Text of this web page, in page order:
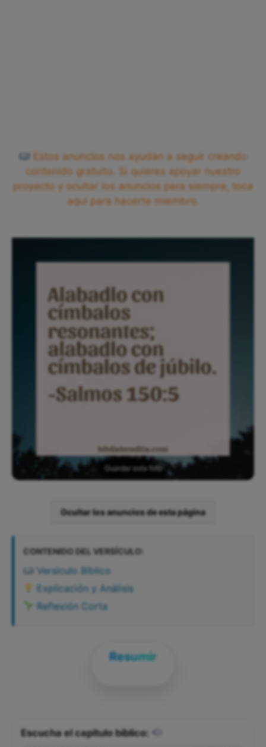
Estos anuncios nos ayudan a seguir creando
contenido gratuito. Si quieres apoyar nuestro
proyecto y ocultar los anuncios para siempre, toca
aquí para hacerte miembro.
Guardar esta foto
Ocultar los anuncios de esta página
CONTENIDO DEL VERSÍCULO:
Versículo Bíblico
Explicación y Análisis
Reflexión Corta
Resumir
Escucha el capítulo bíblico: